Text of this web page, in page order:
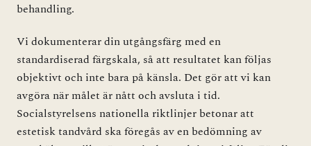
behandling.
Vi dokumenterar din utgångsfärg med en
standardiserad färgskala, så att resultatet kan följas
objektivt och inte bara på känsla. Det gör att vi kan
avgöra när målet är nått och avsluta i tid.
Socialstyrelsens nationella riktlinjer betonar att
estetisk tandvård ska föregås av en bedömning av